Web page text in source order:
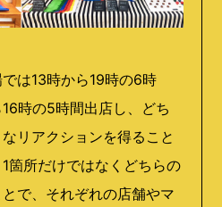
は13時から19時の6時
時の5時間出店し、どち
リアクションを得ること
箇所だけではなくどちらの
で、それぞれの店舗やマ